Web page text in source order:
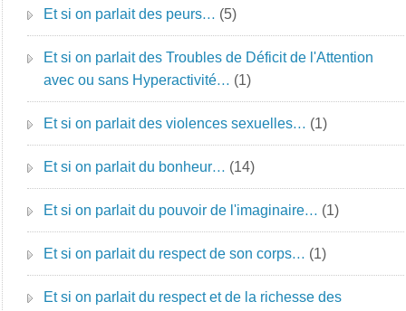
Et si on parlait des peurs… (5)
Et si on parlait des Troubles de Déficit de l'Attention
avec ou sans Hyperactivité… (1)
Et si on parlait des violences sexuelles… (1)
Et si on parlait du bonheur… (14)
Et si on parlait du pouvoir de l'imaginaire… (1)
Et si on parlait du respect de son corps… (1)
Et si on parlait du respect et de la richesse des